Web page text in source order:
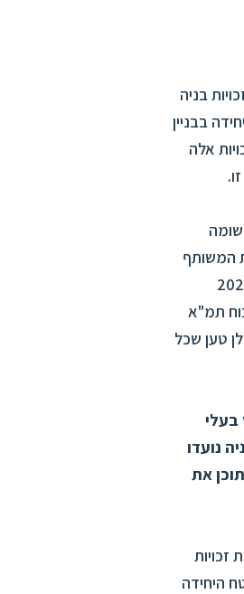
בניה
בבניין
אלה
בשנת 1971. בתקנון הבית המשותף
את כל זכויות הבנייה הקיימות והעתידיות. בשנת 2020
תמ"א
טען שכל
בעלי
נועדו
שלא למטרות תמ"א 38 תרוקן מתוכן את
היחידה